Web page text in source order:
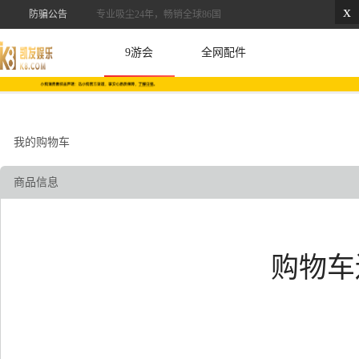
x
防骗公告 专业吸尘24年，畅销全球86国
9游会 全网配件
我的购物车
商品信息
购物